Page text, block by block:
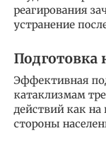
реагирования
устранение
Подготовка
Эффективная
катаклизмам
действий как на
стороны